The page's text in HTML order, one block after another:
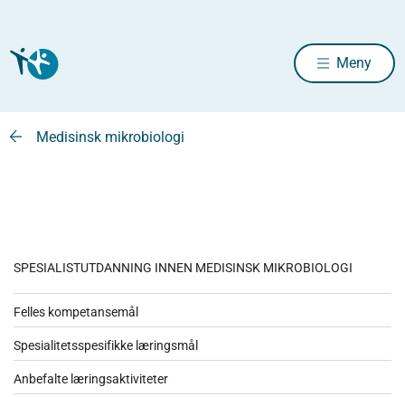
Meny
Medisinsk mikrobiologi
SPESIALISTUTDANNING INNEN MEDISINSK MIKROBIOLOGI
Felles kompetansemål
Spesialitetsspesifikke læringsmål
Anbefalte læringsaktiviteter